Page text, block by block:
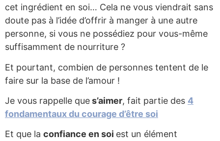
cet ingrédient en soi… Cela ne vous viendrait sans
doute pas à l’idée d’offrir à manger à une autre
personne, si vous ne possédiez pour vous-même
suffisamment de nourriture ?
Et pourtant, combien de personnes tentent de le
faire sur la base de l’amour !
Je vous rappelle ques’aimer, fait partie des 4
fondamentaux du courage d’être soi
Et que la confiance en soi est un élément